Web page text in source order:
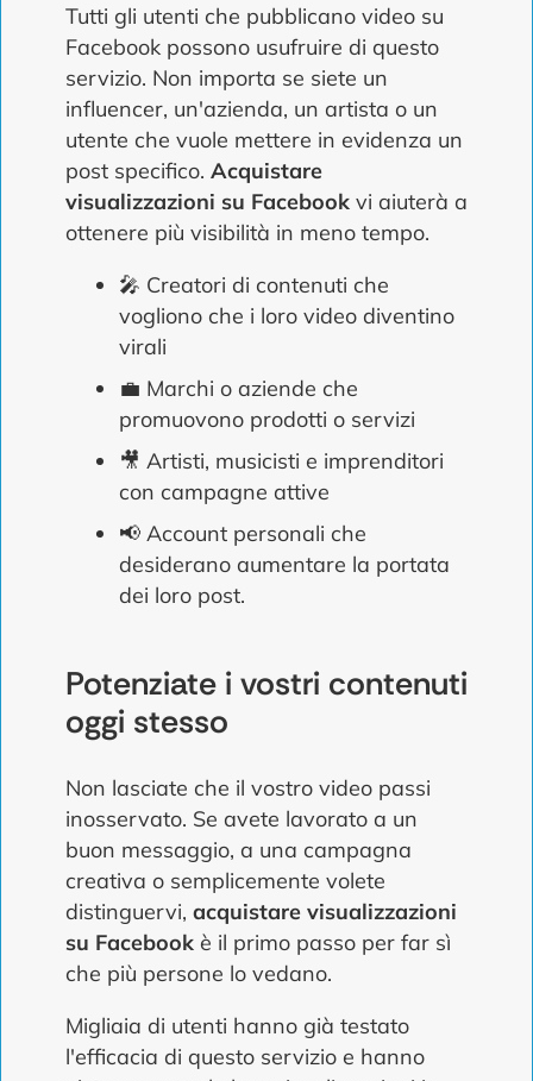
Tutti gli utenti che pubblicano video su
Facebook possono usufruire di questo
servizio. Non importa se siete un
influencer, un'azienda, un artista o un
utente che vuole mettere in evidenza un
post specifico. Acquistare
visualizzazioni su Facebook vi aiuterà a
ottenere più visibilità in meno tempo.
🎤 Creatori di contenuti che
vogliono che i loro video diventino
virali
💼 Marchi o aziende che
promuovono prodotti o servizi
🎥 Artisti, musicisti e imprenditori
con campagne attive
📢 Account personali che
desiderano aumentare la portata
dei loro post.
Potenziate i vostri contenuti
oggi stesso
Non lasciate che il vostro video passi
inosservato. Se avete lavorato a un
buon messaggio, a una campagna
creativa o semplicemente volete
distinguervi, acquistare visualizzazioni
su Facebook è il primo passo per far sì
che più persone lo vedano.
Migliaia di utenti hanno già testato
l'efficacia di questo servizio e hanno